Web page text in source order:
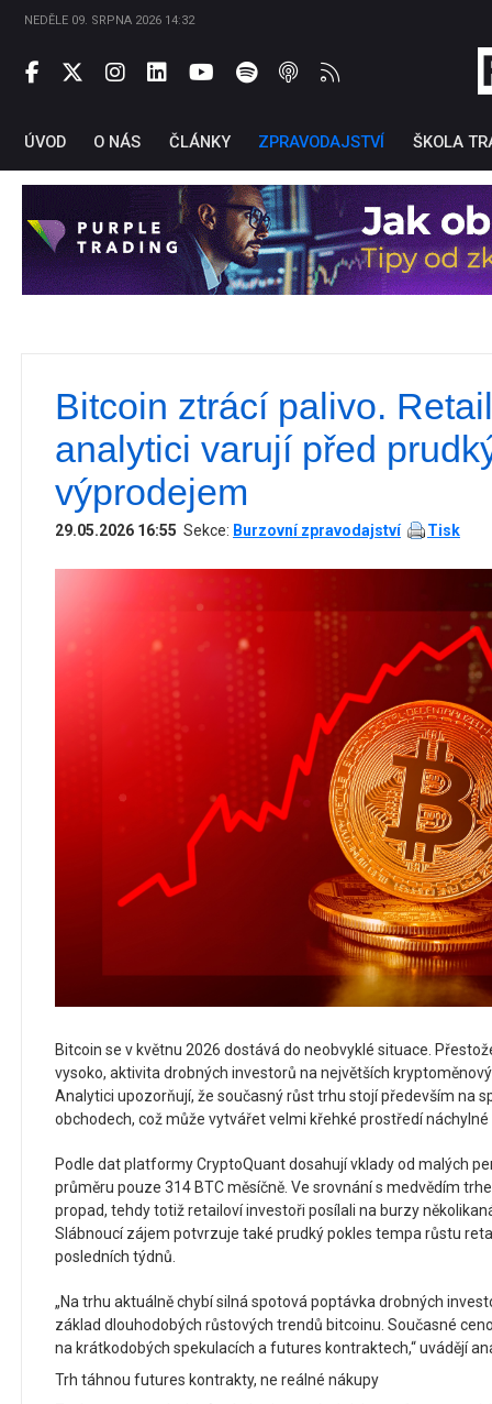
NEDĚLE 09. SRPNA 2026 14:32
ÚVOD O NÁS ČLÁNKY ZPRAVODAJSTVÍ ŠKOLA
Bitcoin ztrácí palivo.
analytici varují před
výprodejem
29.05.2026 16:55 Sekce: Burzovní zpravodajství Tisk
Bitcoin se v květnu 2026 dostává do neobvyklé situace.
vysoko, aktivita drobných investorů na největších
Analytici upozorňují, že současný růst trhu stojí především na
obchodech, což může vytvářet velmi křehké prostředí
Podle dat platformy CryptoQuant dosahují vklady od malých
průměru pouze 314 BTC měsíčně. Ve srovnání s medvědím
propad, tehdy totiž retailoví investoři posílali na burzy
Slábnoucí zájem potvrzuje také prudký pokles tempa růstu
posledních týdnů.
„Na trhu aktuálně chybí silná spotová poptávka drobných
základ dlouhodobých růstových trendů bitcoinu. Současné
na krátkodobých spekulacích a futures kontraktech,“ uvádějí
Trh táhnou futures kontrakty, ne reálné nákupy